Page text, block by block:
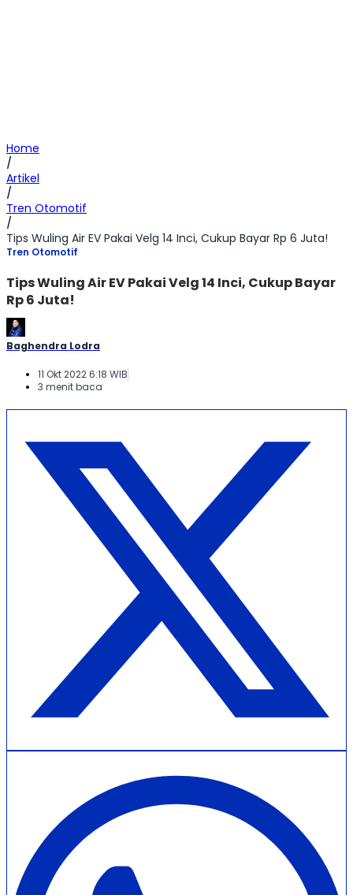
Home
/
Artikel
/
Tren Otomotif
/
Tips Wuling Air EV Pakai Velg 14 Inci, Cukup Bayar Rp 6 Juta!
Tren Otomotif
Tips Wuling Air EV Pakai Velg 14 Inci, Cukup Bayar
Rp 6 Juta!
Baghendra Lodra
11 Okt 2022 6:18 WIB
3 menit baca